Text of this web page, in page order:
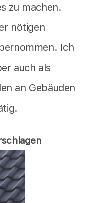
zu machen.
nötigen
Ich
auch als
an Gebäuden